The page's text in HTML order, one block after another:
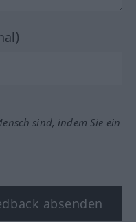
sind, indem Sie ein
absenden